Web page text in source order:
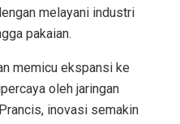
melayani industri
pakaian.
memicu ekspansi ke
oleh jaringan
inovasi semakin